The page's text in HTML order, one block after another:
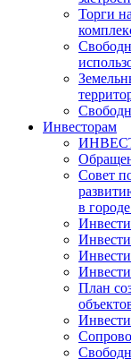
Торги
Инвесторам
Совет
в
План